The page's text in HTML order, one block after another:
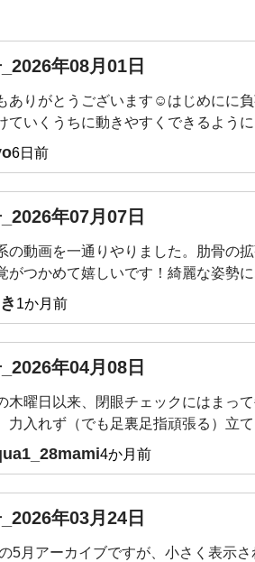
年08月01日
ありがとうございます☺️はじめにに
ていくうちに動きやすくできるよう
軽くなったり引き締まってくるのが分
6日前
年07月07日
の動画を一通りやりました。肋骨の
がつかめて嬉しいです！綺麗な姿勢
で入会したのでまだまだ継続頑張りま
1か月前
年04月08日
木曜日以来、閉眼チェックにはまっ
力入れず（でも足裏足指頑張る）立
。頭の位置は？スウェイバックになっ
ながら、ゆらゆらしながらやっていま
いてきて嬉しい限りです。明日も楽し
しくお願いいたします🙇
4か月前
年03月24日
5月アーカイブですが、小さく表示